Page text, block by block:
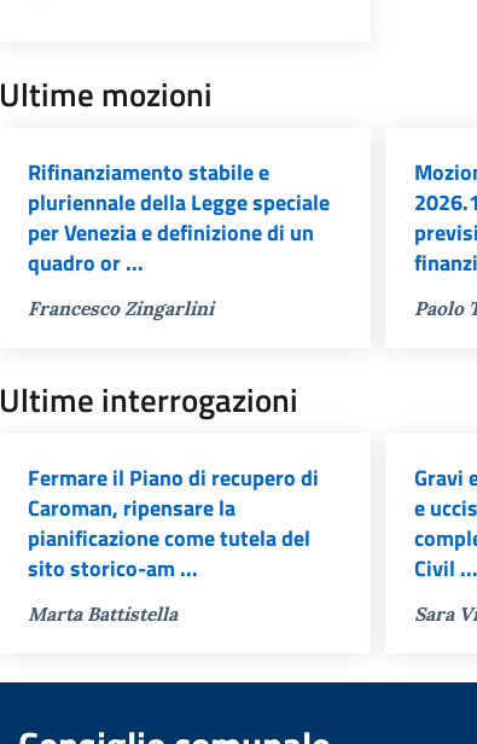
Ultime mozioni
Rifinanziamento stabile e
pluriennale della Legge speciale
per Venezia e definizione di un
quadro or ...
Francesco Zingarlini Paolo
Ultime interrogazioni
Fermare il Piano di recupero di
Caroman, ripensare la
pianificazione come tutela del
sito storico-am ...
Marta Battistella
Gravi
e
Civil ...
Sara